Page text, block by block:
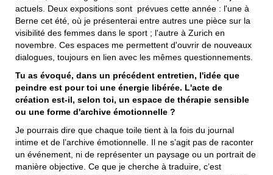
actuels. Deux expositions sont prévues cette année : l'une à
Berne cet été, où je présenterai entre autres une pièce sur la
visibilité des femmes dans le sport ; l'autre à Zurich en
novembre. Ces espaces me permettent d'ouvrir de nouveaux
dialogues, toujours en lien avec les mêmes questionnements.
Tu as évoqué, dans un précédent entretien, l'idée que
peindre est pour toi une énergie libérée. L'acte de
création est-il, selon toi, un espace de thérapie sensible
ou une forme d'archive émotionnelle ?
Je pourrais dire que chaque toile tient à la fois du journal
intime et de l’archive émotionnelle. Il ne s’agit pas de raconter
un événement, ni de représenter un paysage ou un portrait de
manière objective. Ce que je cherche à traduire, c’est